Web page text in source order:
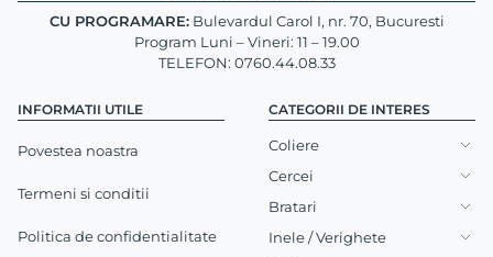
INFORMATII UTILE
Povestea noastra
Termeni si conditii
Politica de confidentialitate
CU PROGRAMARE:Bulevardul Carol I, nr. 70, Bucuresti
Program Luni – Vineri: 11 – 19.00
TELEFON: 0760.44.08.33
CATEGORII DE INTERES
Coliere
Cercei
Bratari
Inele / Verighete